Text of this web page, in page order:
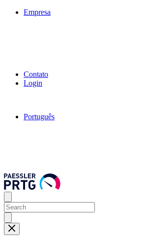
Empresa
Contato
Login
Português